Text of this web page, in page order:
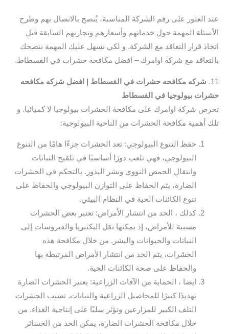
عند العثور على رقم الشركة المناسبة، يُنصح بالاتصال بهم وطرح
الأسئلة المهمة حول خدماتهم وأسعارهم وتجاربهم السابقة قبل
اتخاذ قرار التعاقد مع الشركة. و لكي نسهل عليك المهمة ننصحك
بالتعاقد مع شركة اوامرك – افضل مكافحة حشرات في الفسطاط.
11.
شركه مكافحه حشرات في الفسطاط | افضل شركه مكافحه
حشرات بيولوجيا في الفسطاط
تحرص شركة اوامرك على مكافحة الحشرات بيولوجيا لا كميائيا. و
تلك أهمية مكافحة الحشرات من الناحية البيولوجية:
حفظ التنوع البيولوجي: تعد الحشرات جزءًا هامًا من التنوع
البيولوجي، فهي تلعب دورًا أساسيًا في تلقيح النباتات
وانتقال الحمض النووي ونشر البذور. بالتحكم في الحشرات
الضارة، يتم الحفاظ على التوازن البيولوجي والحفاظ على
تنوع الكائنات الحية في النظام البيئي.
كذلك ، الحد من انتشار الأمراض: تعتبر بعض الحشرات
مسببة للأمراض، إذ يمكنها نقل البكتيريا والفيروسات إلى
النباتات والحيوانات والبشر. من خلال مكافحة هذه
الحشرات، يتم الحد من انتشار الأمراض المرتبطة بها
والحفاظ على صحة الكائنات الحية.
ايضا ، الحماية من الآفات الزراعية: يعتبر الحشرات الضارة
تهديدًا كبيرًا للمحاصيل الزراعية والنباتات. تسبب الحشرات
التلف الكبير للمزارعين وتؤثر سلبًا على إنتاجية الغذاء. من
خلال مكافحة الحشرات الضارة، يمكن الحد من الخسائر